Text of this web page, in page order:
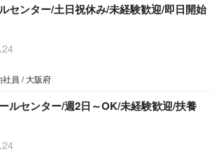
センター/土日祝休み/未経験歓迎/即日開始
員 / 大阪府
ルセンター/週2日～OK/未経験歓迎/扶養